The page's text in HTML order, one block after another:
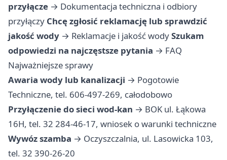
przyłącze → Dokumentacja techniczna i odbiory
przyłączy Chcę zgłosić reklamację lub sprawdzić
jakość wody → Reklamacje i jakość wodySzukam
odpowiedzi na najczęstsze pytania → FAQ
Najważniejsze sprawy
Awaria wody lub kanalizacji → Pogotowie
Techniczne, tel. 606-497-269, całodobowo
Przyłączenie do sieci wod-kan → BOK ul. Łąkowa
16H, tel. 32 284-46-17, wniosek o warunki techniczne
Wywóz szamba → Oczyszczalnia, ul. Lasowicka 103,
tel. 32 390-26-20